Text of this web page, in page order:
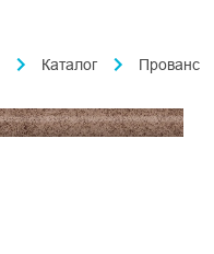
Каталог Прованс